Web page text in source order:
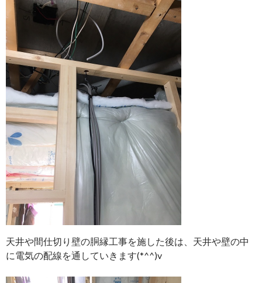
天井や間仕切り壁の胴縁工事を施した後は、天井や壁の中
に電気の配線を通していきます(*^^)v